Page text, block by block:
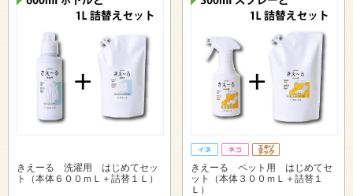
きえーる 洗濯用 はじめてセッ
ト（本体６００ｍＬ＋詰替１Ｌ）
きえーる ペット用 はじめてセ
ット（本体３００ｍＬ＋詰替１
Ｌ）